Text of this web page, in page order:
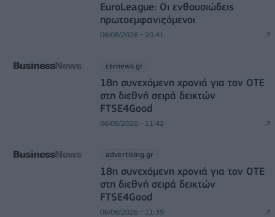
EuroLeague: Οι ενθουσιώδεις
πρωτοεμφανιζόμενοι
06/08/2026 - 20:41
csrnews.gr
18η συνεχόμενη χρονιά για τον ΟΤΕ
στη διεθνή σειρά δεικτών
FTSE4Good
06/08/2026 - 11:42
advertising.gr
18η συνεχόμενη χρονιά για τον ΟΤΕ
στη διεθνή σειρά δεικτών
FTSE4Good
06/08/2026 - 11:39